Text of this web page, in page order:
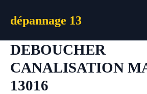
dépannage 13
DEBOUCHER
CANALISATION
13016